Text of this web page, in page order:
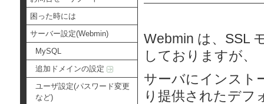
困った時には
サーバー設定(Webmin)
MySQL
追加ドメインの設定
ユーザ設定(パスワード変更
など)
Webmin は、SSL
しておりますが、
サーバにインスト
り提供されたデフ